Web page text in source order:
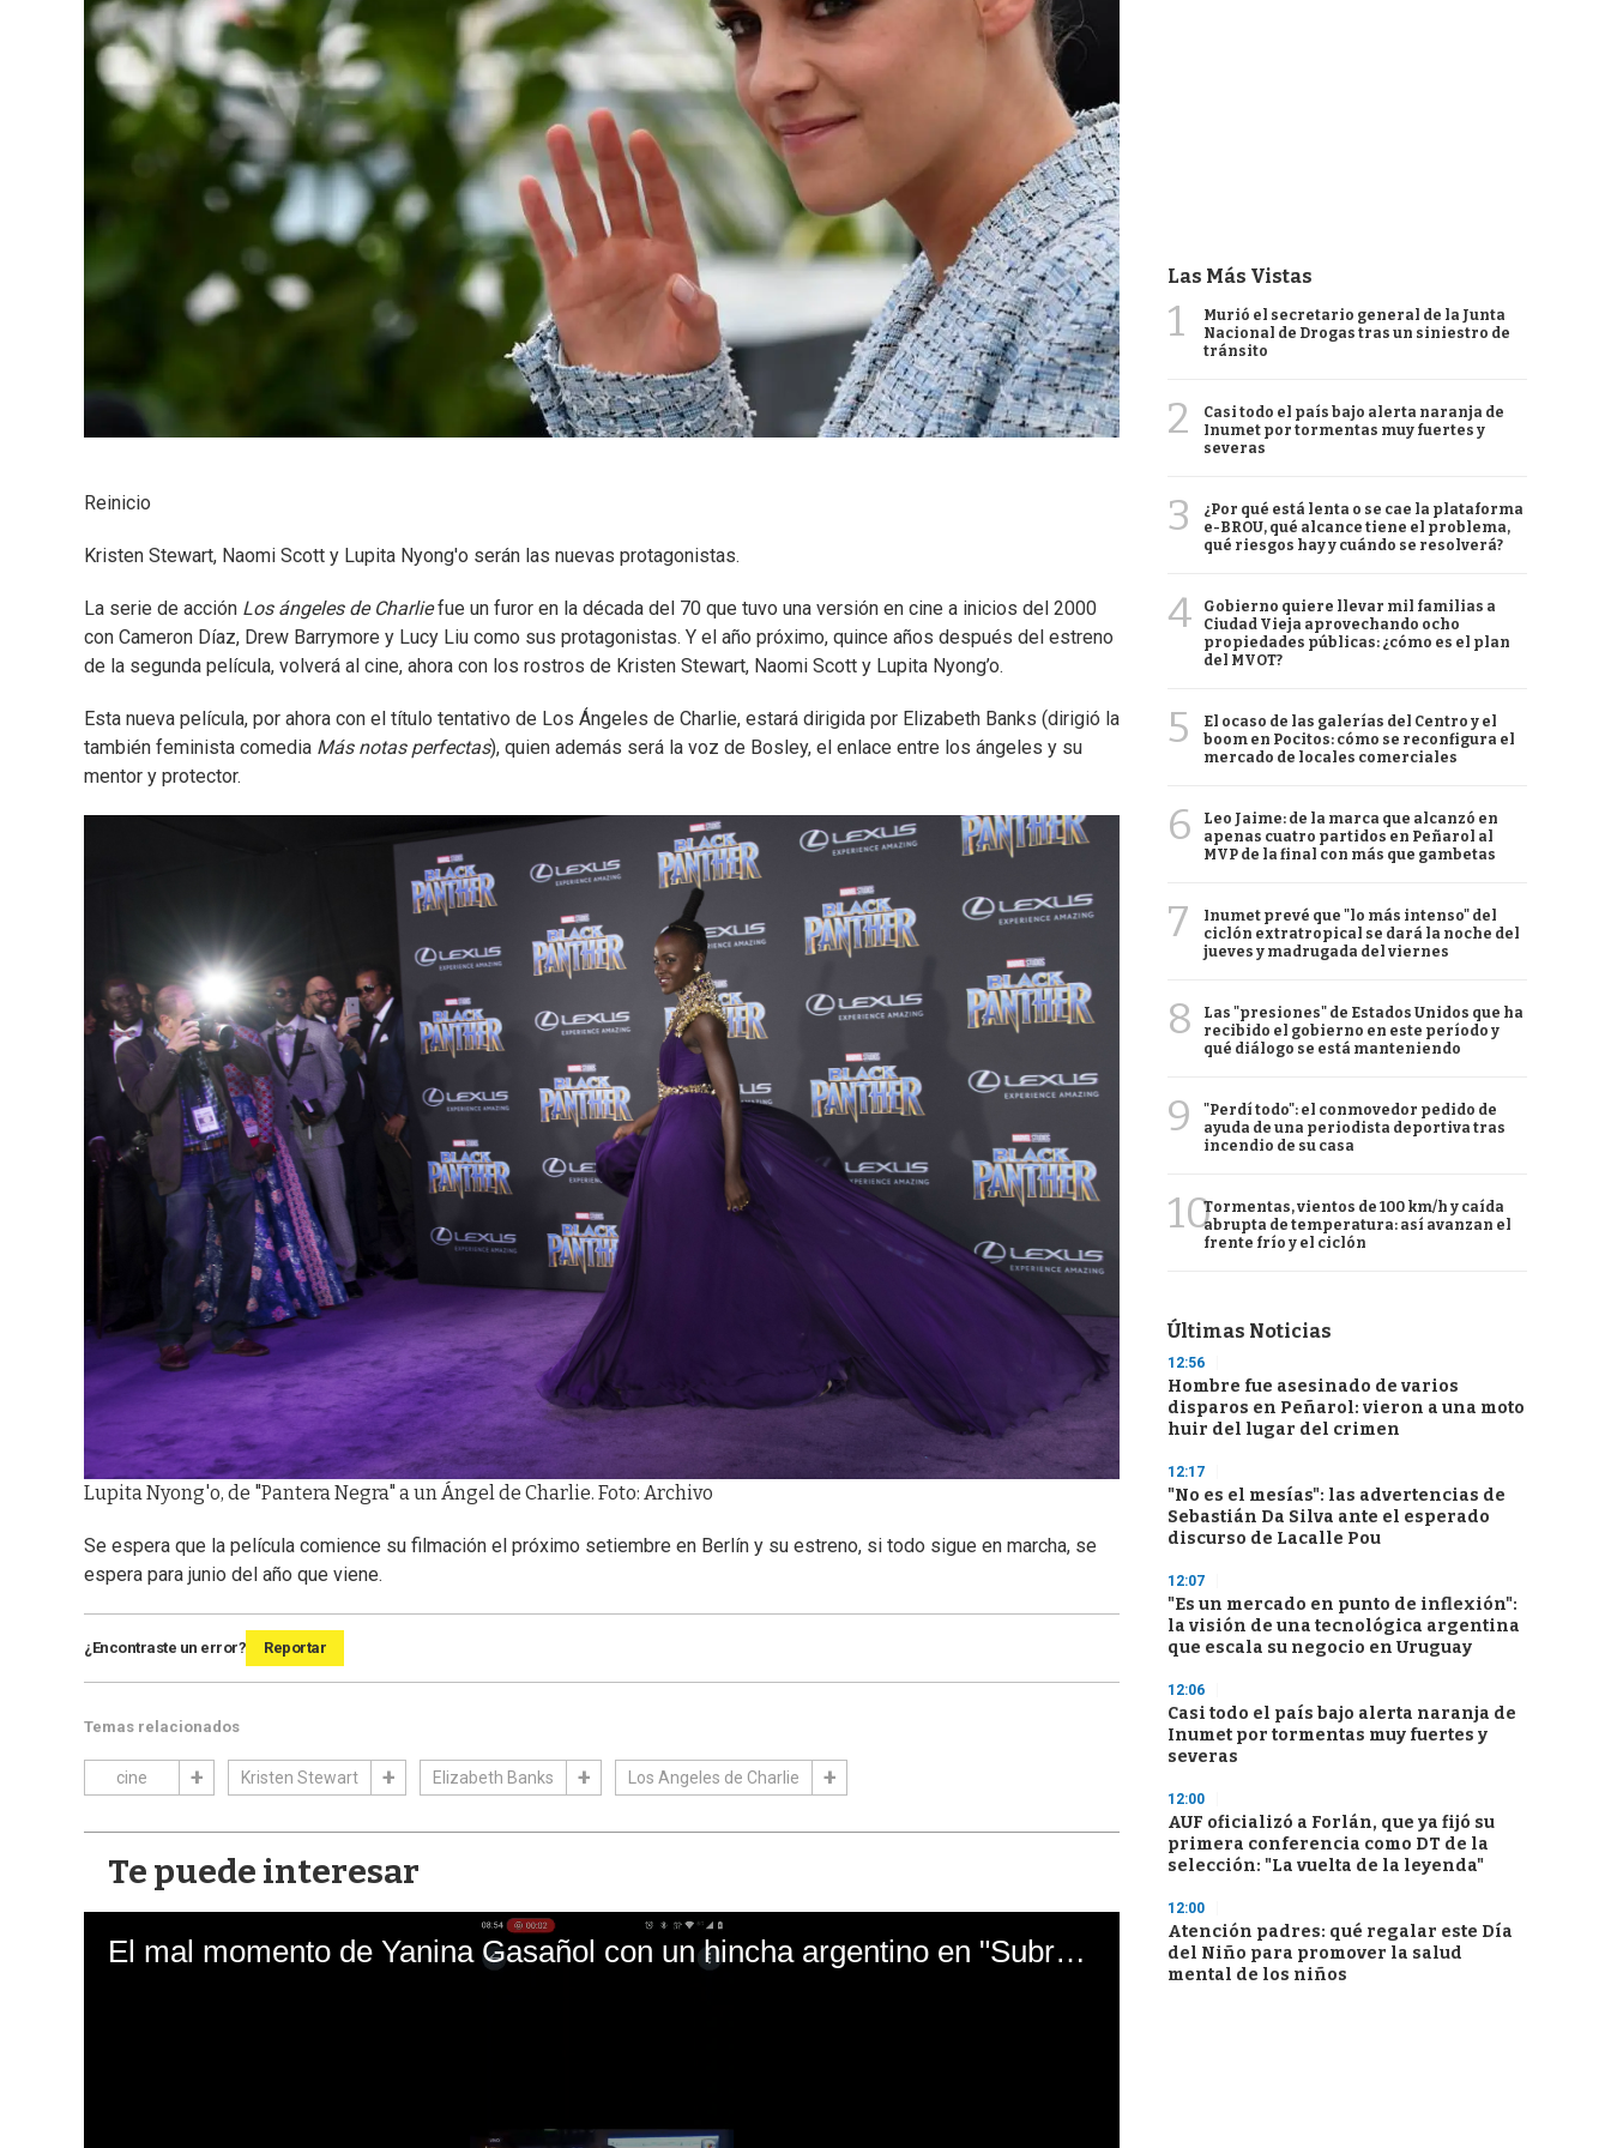
Reinicio
Kristen Stewart, Naomi Scott y Lupita Nyong'o serán las nuevas protagonistas.
La serie de acción Los ángeles de Charliefue un furor en la década del 70 que tuvo una versión en cine a inicios del 2000
con Cameron Díaz, Drew Barrymore y Lucy Liu como sus protagonistas. Y el año próximo, quince años después del estreno
de la segunda película, volverá al cine, ahora con los rostros de Kristen Stewart, Naomi Scott y Lupita Nyong’o.
Esta nueva película, por ahora con el título tentativo de Los Ángeles de Charlie, estará dirigida por Elizabeth Banks (dirigió la
también feminista comedia Más notas perfectas), quien además será la voz de Bosley, el enlace entre los ángeles y su
mentor y protector.
Lupita Nyong'o, de "Pantera Negra" a un Ángel de Charlie. Foto: Archivo
Se espera que la película comience su filmación el próximo setiembre en Berlín y su estreno, si todo sigue en marcha, se
espera para junio del año que viene.
¿Encontraste un error? Reportar
Temas relacionados
cine Kristen Stewart Elizabeth Banks Los Angeles de Charlie
Te puede interesar
El mal momento de Yanina Gasañol con un hincha argentino en "Subrayado"
Las Más Vistas
1
Murió el secretario general de la Junta
Nacional de Drogas tras un siniestro de
tránsito
2
Casi todo el país bajo alerta naranja de
Inumet por tormentas muy fuertes y
severas
3
¿Por qué está lenta o se cae la plataforma
e-BROU, qué alcance tiene el problema,
qué riesgos hay y cuándo se resolverá?
4
Gobierno quiere llevar mil familias a
Ciudad Vieja aprovechando ocho
propiedades públicas: ¿cómo es el plan
del MVOT?
5
El ocaso de las galerías del Centro y el
boom en Pocitos: cómo se reconfigura el
mercado de locales comerciales
6
Leo Jaime: de la marca que alcanzó en
apenas cuatro partidos en Peñarol al
MVP de la final con más que gambetas
7
Inumet prevé que "lo más intenso" del
ciclón extratropical se dará la noche del
jueves y madrugada del viernes
8
Las "presiones" de Estados Unidos que ha
recibido el gobierno en este período y
qué diálogo se está manteniendo
9
"Perdí todo": el conmovedor pedido de
ayuda de una periodista deportiva tras
incendio de su casa
10Tormentas, vientos de 100 km/h y caída
abrupta de temperatura: así avanzan el
frente frío y el ciclón
Últimas Noticias
12:56
Hombre fue asesinado de varios
disparos en Peñarol: vieron a una moto
huir del lugar del crimen
12:17
"No es el mesías": las advertencias de
Sebastián Da Silva ante el esperado
discurso de Lacalle Pou
12:07
"Es un mercado en punto de inflexión":
la visión de una tecnológica argentina
que escala su negocio en Uruguay
12:06
Casi todo el país bajo alerta naranja de
Inumet por tormentas muy fuertes y
severas
12:00
AUF oficializó a Forlán, que ya fijó su
primera conferencia como DT de la
selección: "La vuelta de la leyenda"
12:00
Atención padres: qué regalar este Día
del Niño para promover la salud
mental de los niños